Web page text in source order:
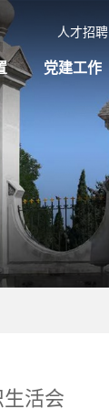
人才招聘
党建工作
活会